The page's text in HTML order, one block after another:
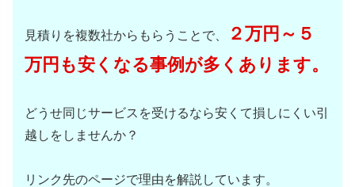
見積りを複数社からもらうことで、
２万円～５
万円も安くなる事例が多くあります。
どうせ同じサービスを受けるなら安くて損しにくい引
越しをしませんか？
リンク先のページで理由を解説しています。